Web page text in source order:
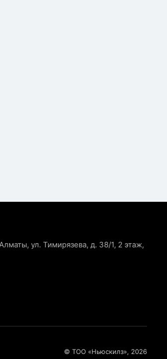
ул. Тимирязева, д. 38/1, 2 этаж,
© ТОО «Ньюскилз», 2026